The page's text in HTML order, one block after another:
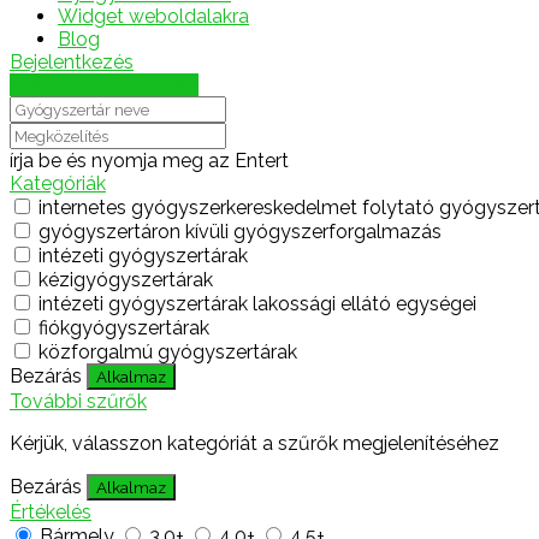
Widget weboldalakra
Blog
Bejelentkezés
írja be és nyomja meg az Entert
Kategóriák
internetes gyógyszerkereskedelmet folytató
gyógyszertáron kívüli gyógyszerforgalmazás
intézeti gyógyszertárak
kézigyógyszertárak
intézeti gyógyszertárak lakossági ellátó egységei
fiókgyógyszertárak
közforgalmú gyógyszertárak
Bezárás
Alkalmaz
További szűrők
Kérjük, válasszon kategóriát a szűrők megjelenítéséhez
Bezárás
Alkalmaz
Értékelés